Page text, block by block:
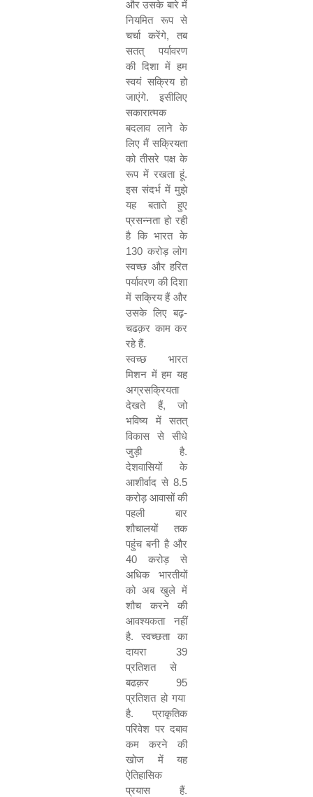
और उसके बारे में
नियमित रूप से
चर्चा करेंगे, तब
सतत् पर्यावरण
की दिशा में हम
स्वयं सक्रिय हो
जाएंगे. इसीलिए
सकारात्मक
बदलाव लाने के
लिए मैं सक्रियता
को तीसरे पक्ष के
रूप में रखता हूं.
इस संदर्भ में मुझे
यह बताते हुए
प्रसन्नता हो रही
है कि भारत के
130 करोड़ लोग
स्वच्छ और हरित
पर्यावरण की दिशा
में सक्रिय हैं और
उसके लिए बढ़-
चढक़र काम कर
रहे हैं.
स्वच्छ भारत
मिशन में हम यह
अग्रसक्रियता
देखते हैं, जो
भविष्य में सतत्
विकास से सीधे
जुड़ी है.
देशवासियों के
आशीर्वाद से 8.5
करोड़ आवासों की
पहली बार
शौचालयों तक
पहुंच बनी है और
40 करोड़ से
अधिक भारतीयों
को अब खुले में
शौच करने की
आवश्यकता नहीं
है. स्वच्छता का
दायरा 39
प्रतिशत से
बढक़र 95
प्रतिशत हो गया
है. प्राकृतिक
परिवेश पर दबाव
कम करने की
खोज में यह
ऐतिहासिक
प्रयास हैं.